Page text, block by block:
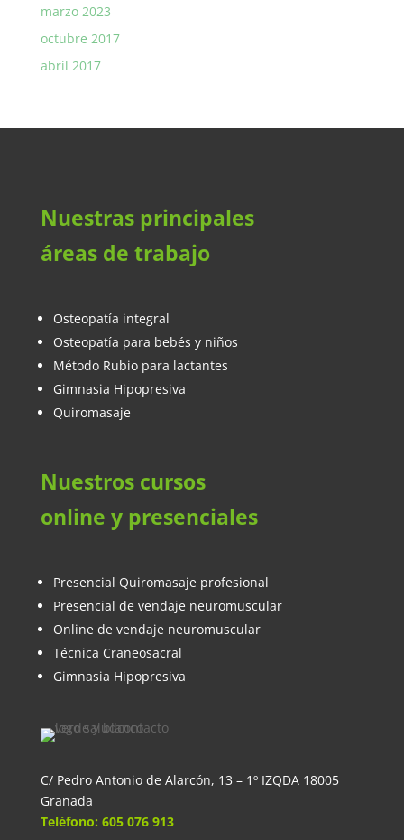
marzo 2023
octubre 2017
abril 2017
Nuestras principales
áreas de trabajo
Osteopatía integral
Osteopatía para bebés y niños
Método Rubio para lactantes
Gimnasia Hipopresiva
Quiromasaje
Nuestros cursos
online y presenciales
Presencial Quiromasaje profesional
Presencial de vendaje neuromuscular
Online de vendaje neuromuscular
Técnica Craneosacral
Gimnasia Hipopresiva
C/ Pedro Antonio de Alarcón, 13 – 1º IZQDA 18005
Granada
Teléfono: 605 076 913